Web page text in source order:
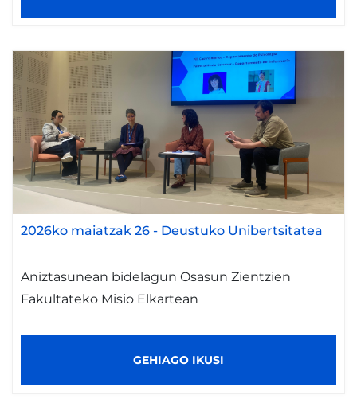
2026ko maiatzak 26 - Deustuko Unibertsitatea
Aniztasunean bidelagun Osasun Zientzien
Fakultateko Misio Elkartean
GEHIAGO IKUSI